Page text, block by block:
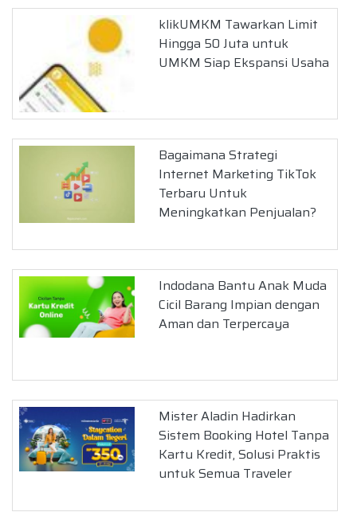
klikUMKM Tawarkan Limit
Hingga 50 Juta untuk
UMKM Siap Ekspansi Usaha
Bagaimana Strategi
Internet Marketing TikTok
Terbaru Untuk
Meningkatkan Penjualan?
Indodana Bantu Anak Muda
Cicil Barang Impian dengan
Aman dan Terpercaya
Mister Aladin Hadirkan
Sistem Booking Hotel Tanpa
Kartu Kredit, Solusi Praktis
untuk Semua Traveler